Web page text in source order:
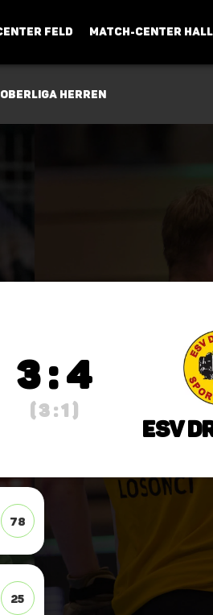
FELD MATCH-CENTER
Oberliga Herren
3 : 4
( 3 : 1 )
ESV
78
25